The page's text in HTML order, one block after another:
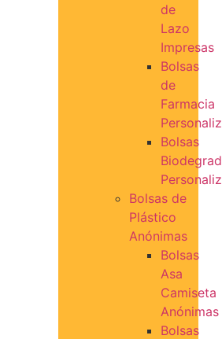
de
Lazo
Impresas
Bolsas
de
Farmacia
Bolsas
Bolsas de
Plástico
Anónimas
Bolsas
Asa
Camiseta
Anónimas
Bolsas